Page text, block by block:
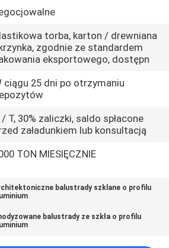
torba, karton / drewniana
zgodnie ze standardem
eksportowego, dostępn
ciągu 25 dni po otrzymaniu
T, 30% zaliczki, saldo spłacone
załadunkiem lub konsultacją
TON MIESIĘCZNIE
balustrady szklane o profilu
balustrady ze szkła o profilu